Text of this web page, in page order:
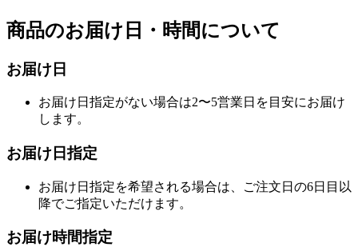
商品のお届け日・時間について
お届け日
お届け日指定がない場合は2〜5営業日を目安にお届け
します。
お届け日指定
お届け日指定を希望される場合は、ご注文日の6日目以
降でご指定いただけます。
お届け時間指定